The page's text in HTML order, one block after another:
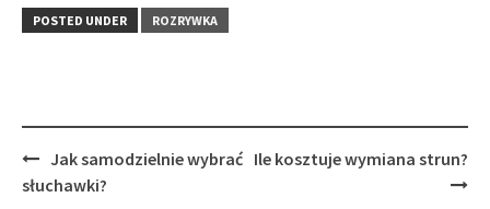
POSTED UNDER ROZRYWKA
Post
navigation
Jak samodzielnie wybrać
słuchawki?
Ile kosztuje wymiana strun?